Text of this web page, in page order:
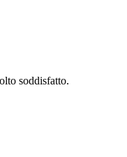
soddisfatto.